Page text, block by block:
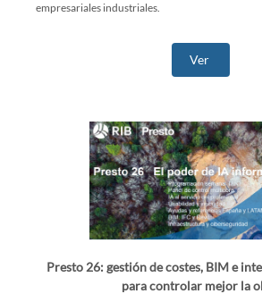
empresariales industriales.
Ver
Presto 26: gestión de costes, BIM e
para controlar mejor la